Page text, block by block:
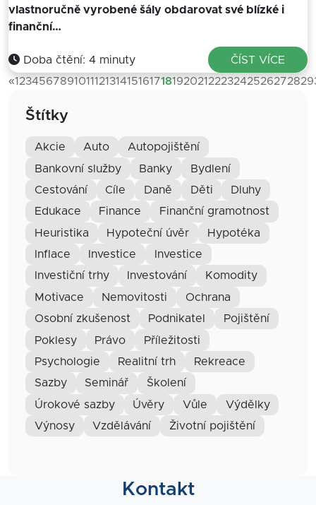
vlastnoručně vyrobené šály obdarovat své blízké i
finanční…
Doba čtění: 4 minuty
ČÍST VÍCE
«1 23456789101112131415161718192021 2223242526272829
Štítky
akcie auto
autopojištění
bankovní služby
banky
bydlení
cestování
cíle daně děti
dluhy
edukace
finance
finanční gramotnost
heuristika
hypoteční úvěr
hypotéka
inflace
investice
Investice
investiční trhy
investování
komodity
motivace
nemovitosti
ochrana
osobní zkušenost
podnikatel
pojištění
poklesy
právo
příležitosti
psychologie
realitní trh
rekreace
sazby
seminář
školení
úrokové sazby
úvěry vůle
výdělky
výnosy
vzdělávání životní pojištění
Kontakt